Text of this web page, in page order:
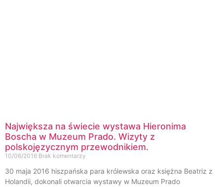
Największa na świecie wystawa Hieronima
Boscha w Muzeum Prado. Wizyty z
polskojęzycznym przewodnikiem.
10/06/2016 Brak komentarzy
30 maja 2016 hiszpańska para królewska oraz księżna Beatriz z
Holandii, dokonali otwarcia wystawy w Muzeum Prado